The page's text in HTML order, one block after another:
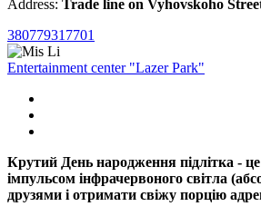
Address: Trade line on Vyhovskoho
380779317701
Entertainment center "Lazer Park"
Крутий День народження підлітка -
імпульсом інфрачервоного світла
друзями і отримати свіжу порцію